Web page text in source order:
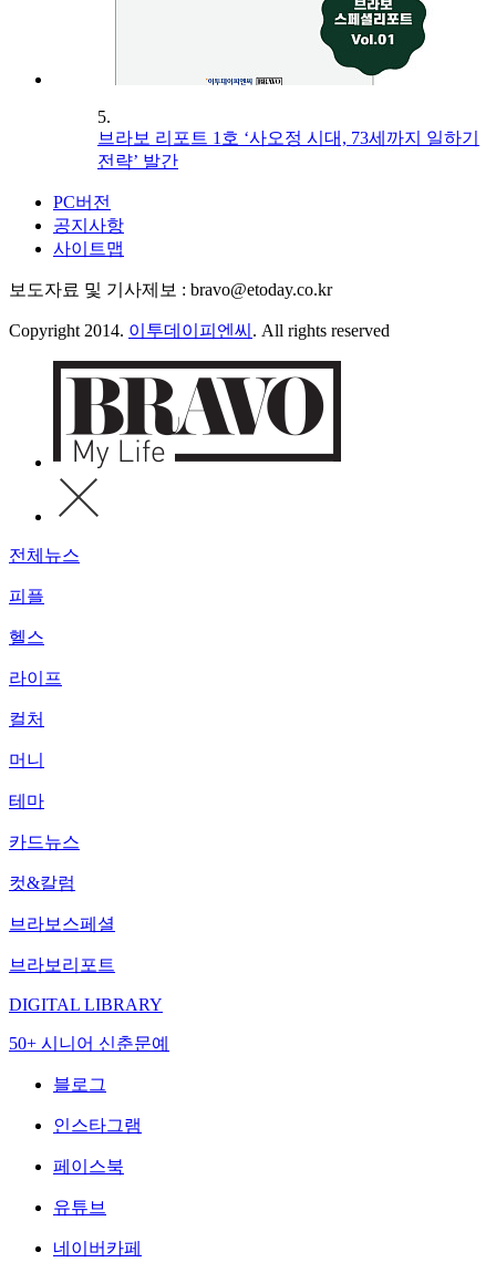
5.
브라보 리포트 1호 ‘사오정 시대, 73세까지 일하기
전략’ 발간
PC버전
공지사항
사이트맵
보도자료 및 기사제보 : bravo@etoday.co.kr
Copyright 2014. 이투데이피엔씨 . All rights reserved
전체뉴스
피플
헬스
라이프
컬처
머니
테마
카드뉴스
컷&칼럼
브라보스페셜
브라보리포트
DIGITAL LIBRARY
50+ 시니어 신춘문예
블로그
인스타그램
페이스북
유튜브
네이버카페